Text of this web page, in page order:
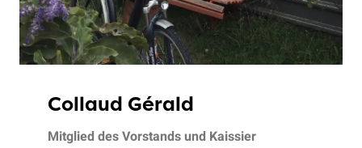
Collaud Gérald
Mitglied des Vorstands und Kaissier